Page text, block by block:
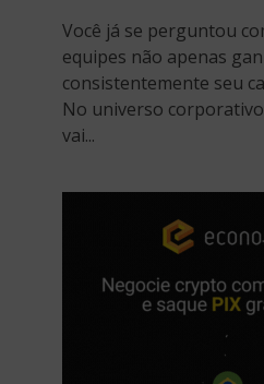
Você já se perguntou
equipes não apenas
consistentemente seu
No universo
vai...